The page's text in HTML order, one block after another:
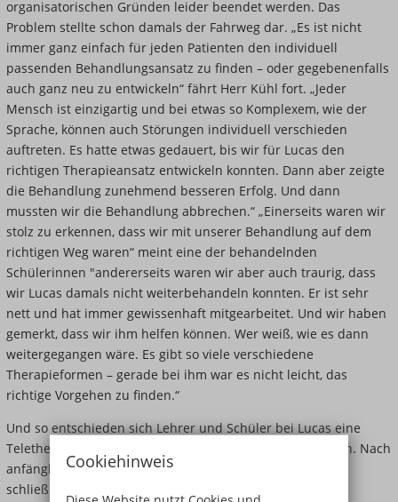
Cookiehinweis
organisatorischen Gründen leider beendet werden. Das
Problem stellte schon damals der Fahrweg dar. „Es ist nicht
immer ganz einfach für jeden Patienten den individuell
passenden Behandlungsansatz zu finden – oder gegebenenfalls
auch ganz neu zu entwickeln“ fährt Herr Kühl fort. „Jeder
Mensch ist einzigartig und bei etwas so Komplexem, wie der
Sprache, können auch Störungen individuell verschieden
auftreten. Es hatte etwas gedauert, bis wir für Lucas den
richtigen Therapieansatz entwickeln konnten. Dann aber zeigte
die Behandlung zunehmend besseren Erfolg. Und dann
mussten wir die Behandlung abbrechen.“ „Einerseits waren wir
stolz zu erkennen, dass wir mit unserer Behandlung auf dem
richtigen Weg waren“ meint eine der behandelnden
Schülerinnen "andererseits waren wir aber auch traurig, dass
wir Lucas damals nicht weiterbehandeln konnten. Er ist sehr
nett und hat immer gewissenhaft mitgearbeitet. Und wir haben
gemerkt, dass wir ihm helfen können. Wer weiß, wie es dann
weitergegangen wäre. Es gibt so viele verschiedene
Therapieformen – gerade bei ihm war es nicht leicht, das
richtige Vorgehen zu finden.“
Und so entschieden sich Lehrer und Schüler bei Lucas eine
Teletherapie einzuleiten: Das Abenteuer konnte beginnen. Nach
anfänglichen Problemen mit der Technik gelang es aber
schließlich auch hier auf virtuellem Wege eine Therapie